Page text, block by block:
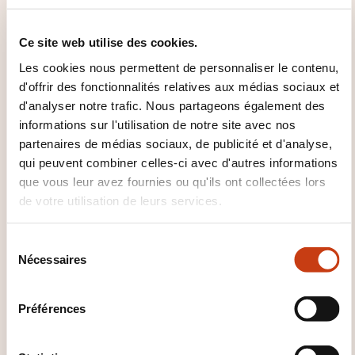
Ce site web utilise des cookies.
Les cookies nous permettent de personnaliser le contenu,
d'offrir des fonctionnalités relatives aux médias sociaux et
d'analyser notre trafic. Nous partageons également des
informations sur l'utilisation de notre site avec nos
partenaires de médias sociaux, de publicité et d'analyse,
qui peuvent combiner celles-ci avec d'autres informations
que vous leur avez fournies ou qu'ils ont collectées lors
de votre utilisation de leurs services.
Nécessaires
Préférences
VOUS INTÉRESSER
LU
L'accès aux "tablettes and
smartphones" pour